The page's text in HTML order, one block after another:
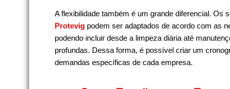
A flexibilidade também é um grande diferencial. Os
Protevig podem ser adaptados de acordo com as
podendo incluir desde a limpeza diária até
profundas. Dessa forma, é possível criar um
demandas específicas de cada empresa.